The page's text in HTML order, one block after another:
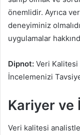
önemlidir. Ayrıca
deneyiminiz
uygulamalar
Dipnot: Veri Kalitesi
İncelemenizi
Kariyer ve
Veri kalitesi